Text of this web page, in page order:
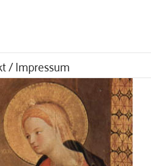
/ Impressum